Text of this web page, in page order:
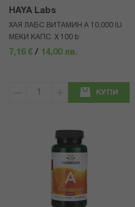
HAYA Labs
ХАЯ ЛАБС ВИТАМИН А 10,000 IU
МЕКИ КАПС. Х 100 b
7,16 € / 14,00 лв.
КУПИ